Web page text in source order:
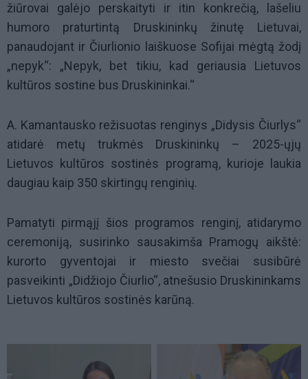
žiūrovai galėjo perskaityti ir itin konkrečią, lašeliu
humoro praturtintą Druskininkų žinutę Lietuvai,
panaudojant ir Čiurlionio laiškuose Sofijai mėgtą žodį
„nepyk“: „Nepyk, bet tikiu, kad geriausia Lietuvos
kultūros sostine bus Druskininkai.“
A. Kamantausko režisuotas renginys „Didysis Čiurlys“
atidarė metų trukmės Druskininkų – 2025-ųjų
Lietuvos kultūros sostinės programą, kurioje laukia
daugiau kaip 350 skirtingų renginių.
Pamatyti pirmąjį šios programos renginį, atidarymo
ceremoniją, susirinko sausakimša Pramogų aikštė:
kurorto gyventojai ir miesto svečiai susibūrė
pasveikinti „Didžiojo Čiurlio“, atnešusio Druskininkams
Lietuvos kultūros sostinės karūną.